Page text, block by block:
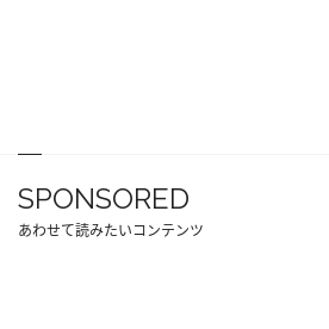
SPONSORED
あわせて読みたいコンテンツ